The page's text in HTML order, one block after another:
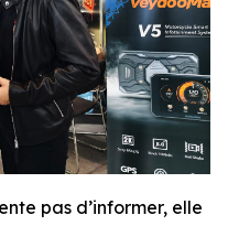
pas d’informer, elle